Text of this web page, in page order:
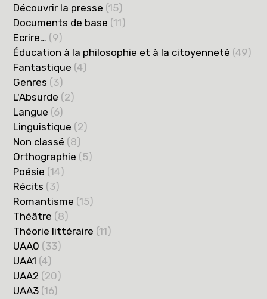
Découvrir la presse (15)
Documents de base (11)
Ecrire… (9)
Éducation à la philosophie et à la citoyenneté (49)
Fantastique (4)
Genres (3)
L'Absurde (2)
Langue (6)
Linguistique (2)
Non classé (8)
Orthographie (5)
Poésie (14)
Récits (3)
Romantisme (15)
Théâtre (8)
Théorie littéraire (11)
UAA0 (33)
UAA1 (4)
UAA2 (20)
UAA3 (16)